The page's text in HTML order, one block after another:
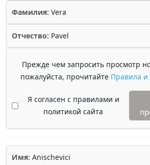
Фамилия: Vera
Отчество: Pavel
Прежде чем запросить просмотр
пожалуйста, прочитайте Правила и
Я согласен с правилами и
политикой сайта
Имя: Anischevici